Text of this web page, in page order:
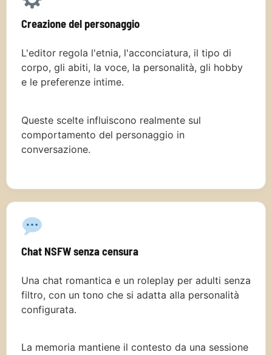
Creazione del personaggio
L'editor regola l'etnia, l'acconciatura, il tipo di
corpo, gli abiti, la voce, la personalità, gli hobby
e le preferenze intime.
Queste scelte influiscono realmente sul
comportamento del personaggio in
conversazione.
Chat NSFW senza censura
Una chat romantica e un roleplay per adulti senza
filtro, con un tono che si adatta alla personalità
configurata.
La memoria mantiene il contesto da una sessione